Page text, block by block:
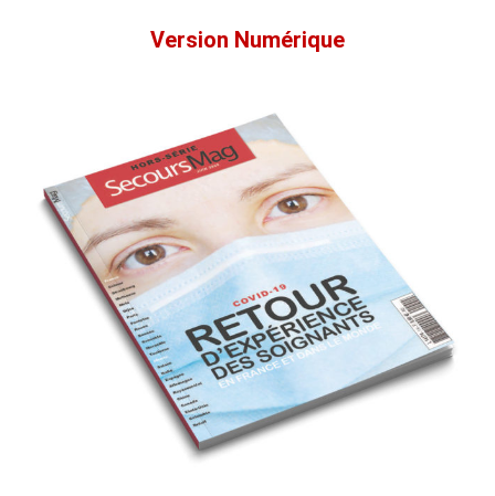
Version Numérique